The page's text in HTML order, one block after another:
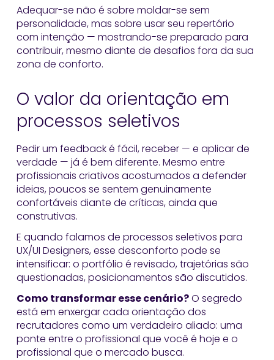
Adequar-se não é sobre moldar-se sem
personalidade, mas sobre usar seu repertório
com intenção — mostrando-se preparado para
contribuir, mesmo diante de desafios fora da sua
zona de conforto.
O valor da orientação em
processos seletivos
Pedir um feedback é fácil, receber — e aplicar de
verdade — já é bem diferente. Mesmo entre
profissionais criativos acostumados a defender
ideias, poucos se sentem genuinamente
confortáveis diante de críticas, ainda que
construtivas.
E quando falamos de processos seletivos para
UX/UI Designers, esse desconforto pode se
intensificar: o portfólio é revisado, trajetórias são
questionadas, posicionamentos são discutidos.
Como transformar esse cenário?O segredo
está em enxergar cada orientação dos
recrutadores como um verdadeiro aliado: uma
ponte entre o profissional que você é hoje e o
profissional que o mercado busca.